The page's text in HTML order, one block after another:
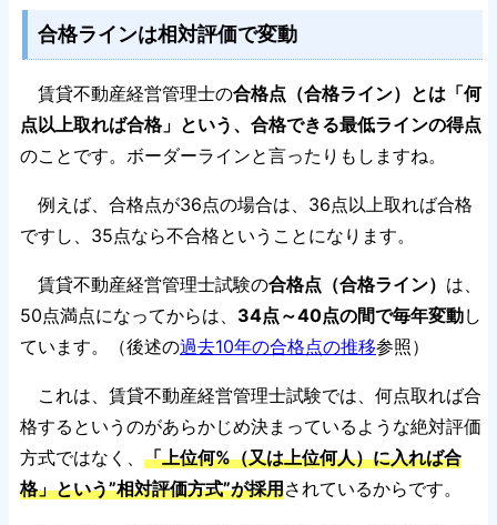
合格ラインは相対評価で変動
賃貸不動産経営管理士の合格点（合格ライン）とは「何
点以上取れば合格」という、合格できる最低ラインの得点
のことです。ボーダーラインと言ったりもしますね。
例えば、合格点が36点の場合は、36点以上取れば合格
ですし、35点なら不合格ということになります。
賃貸不動産経営管理士試験の合格点（合格ライン） は、
50点満点になってからは、 34点～40点の間で毎年変動し
ています。（後述の過去10年の合格点の推移参照）
これは、賃貸不動産経営管理士試験では、何点取れば合
格するというのがあらかじめ決まっているような絶対評価
方式ではなく、 「上位何%（又は上位何人）に入れば合
格」という”相対評価方式”が採用されているからです。